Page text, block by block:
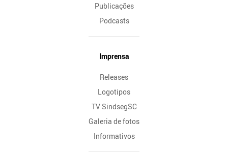
Publicações
Podcasts
Imprensa
Releases
Logotipos
TV SindsegSC
Galeria de fotos
Informativos